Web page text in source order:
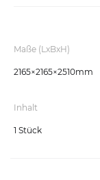
Maße (LxBxH)
2165×2165×2510mm
Inhalt
1 Stück